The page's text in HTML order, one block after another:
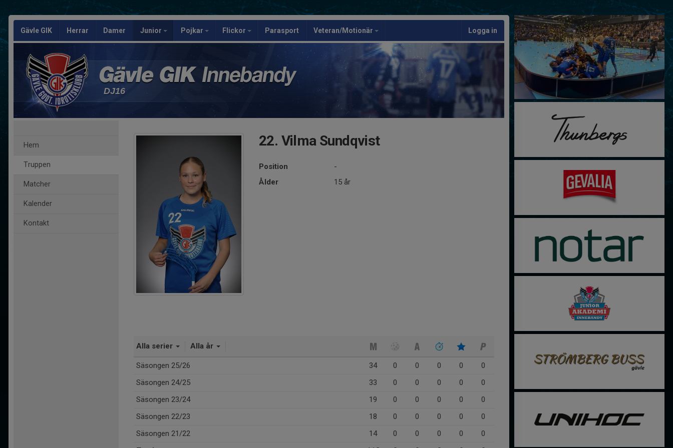
Gävle GIK Herrar Damer Junior Pojkar Flickor Parasport Veteran/Motionär Logga in
DJ16
Hem
Truppen
Matcher
Kalender
Kontakt
22. Vilma Sundqvist
Position
-
Ålder
15 år
Alla serier Alla år
Säsongen 25/26 34 0 0 0 0
0
Säsongen 24/25
33 0 0 0 0
0
Säsongen 23/24
19 0 0 0 0
0
Säsongen 22/23
18 0 0 0 0
0
Säsongen 21/22
14 0 0 0 0
0